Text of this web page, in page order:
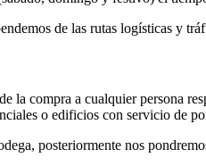
de las rutas logísticas y
la compra a cualquier persona
o edificios con servicio de
posteriormente nos